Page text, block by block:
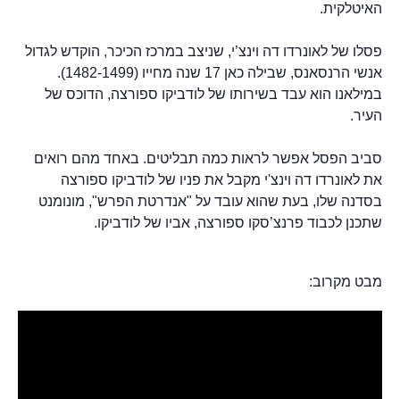
האיטלקית.
פסלו של לאונרדו דה וינצ’י, שניצב במרכז הכיכר, הוקדש לגדול
אנשי הרנסאנס, שבילה כאן 17 שנה מחייו (1482-1499).
במילאנו הוא עבד בשירותו של לודביקו ספורצה, הדוכס של
העיר.
סביב הפסל אפשר לראות כמה תבליטים. באחד מהם רואים
את לאונרדו דה וינצ'י מקבל את פניו של לודביקו ספורצה
בסדנה שלו, בעת שהוא עובד על "אנדרטת הפרש", מונומנט
שתכנן לכבוד פרנצ’סקו ספורצה, אביו של לודביקו.
מבט מקרוב: